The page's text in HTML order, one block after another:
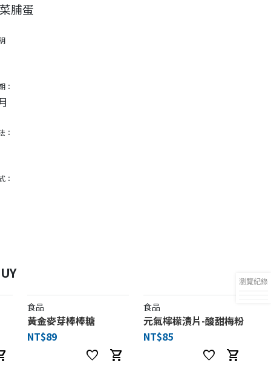
脯蛋
：
：
：
瀏覽紀錄
食品
黃金麥芽棒棒糖
NT$89
favorite shopping_cart
食品
元氣檸檬漬片-酸甜梅粉
NT$85
favorite shopping_cart